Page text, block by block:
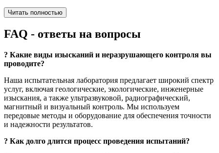
Читать полностью
FAQ - ответы на вопросы
? Какие виды изысканий и неразрушающего контроля вы
проводите?
Наша испытательная лаборатория предлагает широкий спектр
услуг, включая геологические, экологические, инженерные
изыскания, а также ультразвуковой, радиографический,
магнитный и визуальный контроль. Мы используем
передовые методы и оборудование для обеспечения точности
и надежности результатов.
? Как долго длится процесс проведения испытаний?